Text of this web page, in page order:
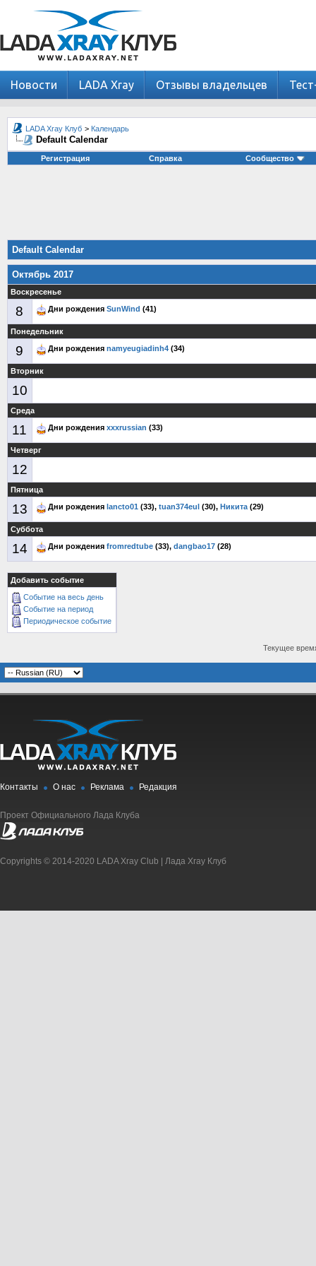
Новости LADA Xray Отзывы владельцев
LADA Xray Клуб > Календарь
Default Calendar
Регистрация Справка Сообщество
Default Calendar
Октябрь 2017
Воскресенье
8 Дни рождения SunWind (41)
Понедельник
9 Дни рождения namyeugiadinh4 (34)
Вторник
10
Среда
11 Дни рождения xxxrussian (33)
Четверг
12
Пятница
13 Дни рождения lancto01 (33), tuan374eul (30), Никита(29)
Суббота
14 Дни рождения fromredtube (33), dangbao17 (28)
Добавить событие
Событие на весь день
Событие на период
Периодическое событие
Текущее
Контакты О нас Реклама Редакция
Проект Официального Лада Клуба
Copyrights © 2014-2020 LADA Xray Club | Лада Xray Клуб